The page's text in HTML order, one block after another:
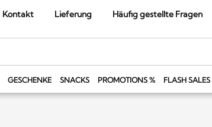
Kontakt Lieferung Häufig gestellte Fragen
GESCHENKE SNACKS PROMOTIONS % FLASH SALES